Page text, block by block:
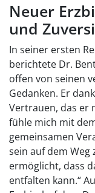
Neuer
und
In seiner ersten
berichtete Dr.
offen von seinen
Gedanken. Er
Vertrauen, das er
fühle mich mit
gemeinsamen
sein auf dem Weg
ermöglicht, dass
entfalten kann.“